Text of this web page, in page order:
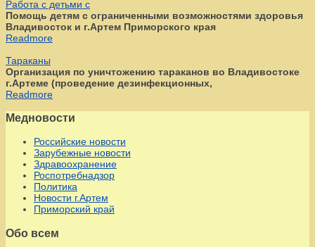
Работа с детьми с
Помощь детям с ограниченными возможностями здоровья
Владивосток и г.Артем Приморского края
Readmore
Тараканы
Организация по уничтожению тараканов во Владивостоке
г.Артеме (проведение дезинфекционных,
Readmore
Медновости
Российские новости
Зарубежные новости
Здравоохранение
Роспотребнадзор
Политика
Новости г.Артем
Приморский край
Обо всем